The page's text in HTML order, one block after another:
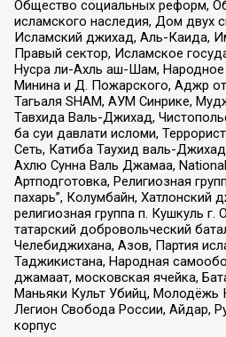
Общество социальных реформ,
исламского наследия, Дом
Исламский джихад, Аль-Каида,
Правый сектор, Исламское
Нусра ли-Ахль аш-Шам, Народное
Минина и Д. Пожарского, Аджр от
Тагьаля SHAM, АУМ Синрике,
Тавхида Валь-Джихад,
ба суи давлати исломи,
Сеть, Катиба Таухид валь-
Ахлю Сунна Валь Джамаа,
Артподготовка, Религиозная
пахарь”, Колумбайн, Хатлонский
религиозная группа п. Кушкуль
татарский добровольческий
Челебиджихана, Азов, Партия
Таджикистана, Народная
джамаат, московская ячейка,
Маньяки Культ Убийц, Молодёжь
Легион Свобода России, Айдар,
корпус